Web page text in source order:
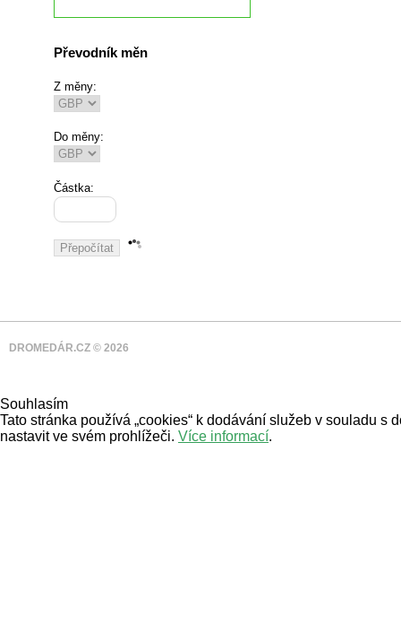
Převodník měn
Z měny:
Do měny:
Částka:
DROMEDÁR.CZ © 2026
Souhlasím
Tato stránka používá „cookies“ k dodávání služeb v souladu s
nastavit ve svém prohlížeči. Více informací.